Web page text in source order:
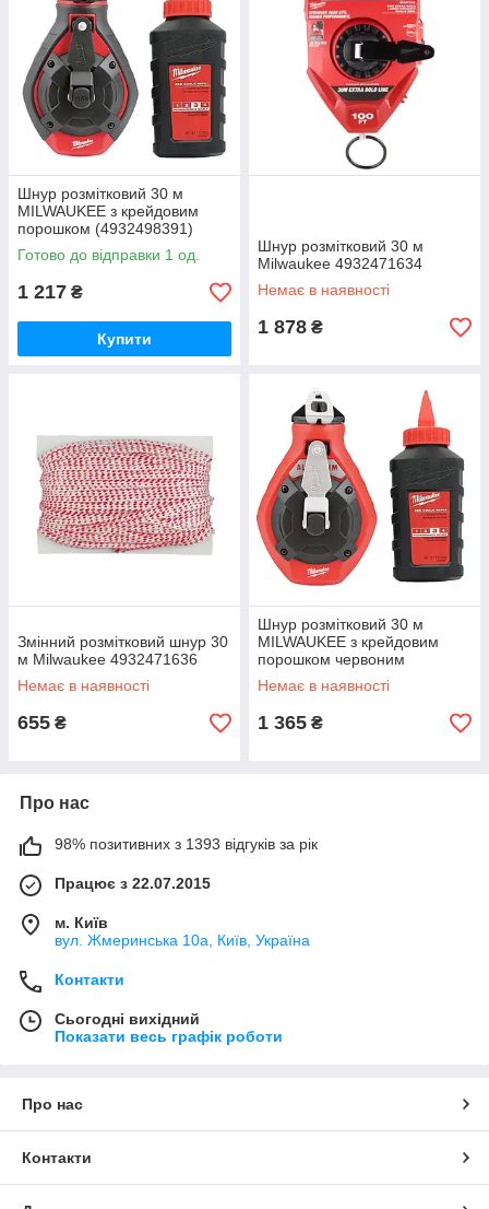
Шнур розмітковий 30 м
MILWAUKEE з крейдовим
порошком (4932498391)
Готово до відправки 1 од.
1 217 ₴
Купити
Шнур розмітковий 30 м
Milwaukee 4932471634
Немає в наявності
1 878 ₴
Змінний розмітковий шнур 30
м Milwaukee 4932471636
Немає в наявності
655 ₴
Шнур розмітковий 30 м
MILWAUKEE з крейдовим
порошком червоним
(4932498390)
Немає в наявності
1 365 ₴
Про нас
98% позитивних з 1393 відгуків за рік
Працює з 22.07.2015
м. Київ
вул. Жмеринська 10а, Київ, Україна
Контакти
Сьогодні вихідний
Показати весь графік роботи
Про нас
Контакти